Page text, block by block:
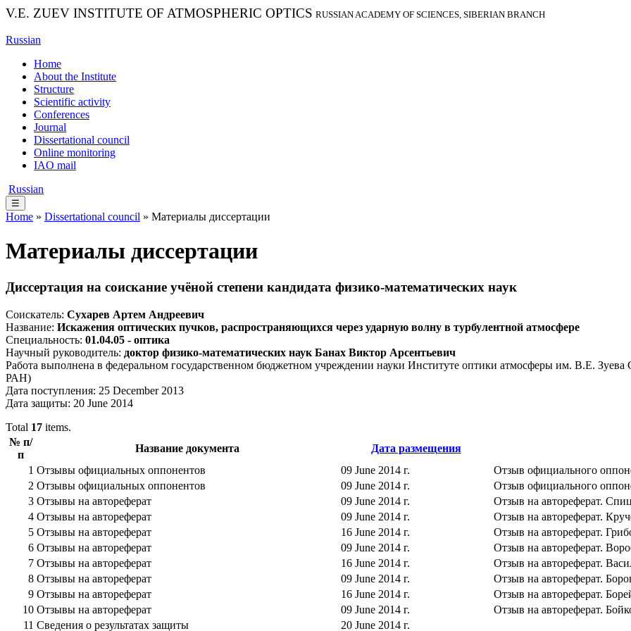
V.E. ZUEV INSTITUTE OF ATMOSPHERIC OPTICS RUSSIAN ACADEMY OF SCIENCES, SIBERIAN BRANCH
Russian
Home
About the Institute
Structure
Scientific activity
Conferences
Journal
Dissertational council
Online monitoring
IAO mail
Russian
☰
Home » Dissertational council » Материалы диссертации
Материалы диссертации
Диссертация на соискание учёной степени кандидата физико-математических наук
Соискатель: Сухарев Артем Андреевич
Название: Искажения оптических пучков, распространяющихся через ударную волну в турбулентной атмосфере
Специальность: 01.04.05 - оптика
Научный руководитель: доктор физико-математических наук Банах Виктор Арсентьевич
Работа выполнена в федеральном государственном бюджетном учреждении науки Институте оптики атмосферы им. В.Е.
РАН)
Дата поступления: 25 December 2013
Дата защиты: 20 June 2014
Total 17 items.
№ п/
п
Название документа Дата размещения
1 Отзывы официальных оппонентов 09 June 2014 г.
Отзыв официального
2 Отзывы официальных оппонентов 09 June 2014 г.
Отзыв официального
3 Отзывы на автореферат 09 June 2014 г.
Отзыв на автореферат.
4 Отзывы на автореферат 09 June 2014 г.
Отзыв на автореферат.
5 Отзывы на автореферат 16 June 2014 г.
Отзыв на автореферат.
6 Отзывы на автореферат 09 June 2014 г.
Отзыв на автореферат.
7 Отзывы на автореферат 16 June 2014 г.
Отзыв на автореферат.
8 Отзывы на автореферат 09 June 2014 г.
Отзыв на автореферат.
9 Отзывы на автореферат 16 June 2014 г.
Отзыв на автореферат.
10 Отзывы на автореферат 09 June 2014 г.
Отзыв на автореферат.
11 Сведения о результатах защиты 20 June 2014 г.